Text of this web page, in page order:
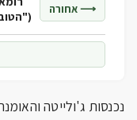
⟶ אחורה
נכנסות ג'ולייטה